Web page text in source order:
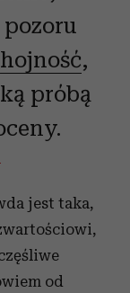
hojność,
próbą
jest taka,
od